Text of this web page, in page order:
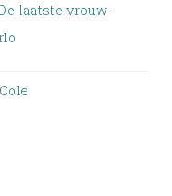
laatste vrouw -